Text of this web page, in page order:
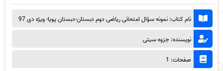
نام کتاب: نمونه سؤال امتحانی ریاضی دوم دبستان-دبستان پویا- ویژه دی 97
نویسنده: جزوه سیتی
صفحات: 1